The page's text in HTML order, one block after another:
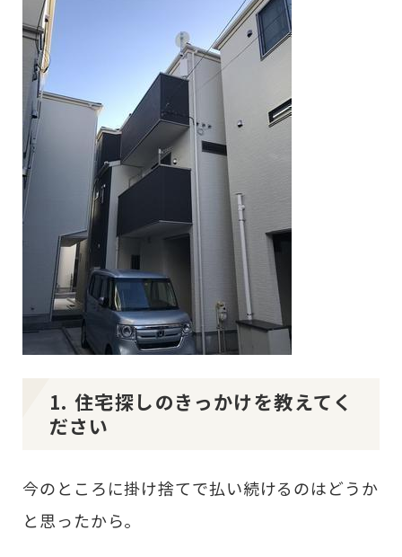
1. 住宅探しのきっかけを教えてく
ださい
今のところに掛け捨てで払い続けるのはどうか
と思ったから。